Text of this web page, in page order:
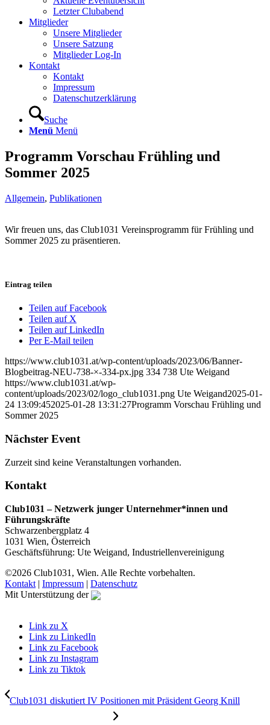
Letzter Clubabend
Mitglieder
Unsere Mitglieder
Unsere Satzung
Mitglieder Log-In
Kontakt
Kontakt
Impressum
Datenschutzerklärung
Suche
Menü Menü
Programm Vorschau Frühling und
Sommer 2025
Allgemein, Publikationen
Wir freuen uns, das Club1031 Vereinsprogramm für Frühling und
Sommer 2025 zu präsentieren.
Eintrag teilen
Teilen auf Facebook
Teilen auf X
Teilen auf LinkedIn
Per E-Mail teilen
https://www.club1031.at/wp-content/uploads/2023/06/Banner-
Blogbeitrag-NEU-738-×-334-px.jpg 334 738 Ute Weigand
https://www.club1031.at/wp-
content/uploads/2023/02/logo_club1031.png Ute Weigand2025-01-
24 13:09:452025-01-28 13:31:27Programm Vorschau Frühling und
Sommer 2025
Nächster Event
Zurzeit sind keine Veranstaltungen vorhanden.
Kontakt
Club1031 – Netzwerk junger Unternehmer*innen und
Führungskräfte
Schwarzenbergplatz 4
1031 Wien, Österreich
Geschäftsführung: Ute Weigand, Industriellenvereinigung
©2026 Club1031, Wien. Alle Rechte vorbehalten.
Kontakt | Impressum | Datenschutz
Mit Unterstützung der
Link zu X
Link zu LinkedIn
Link zu Facebook
Link zu Instagram
Link zu Tiktok
Club1031 diskutiert IV Positionen mit Präsident Georg Knill